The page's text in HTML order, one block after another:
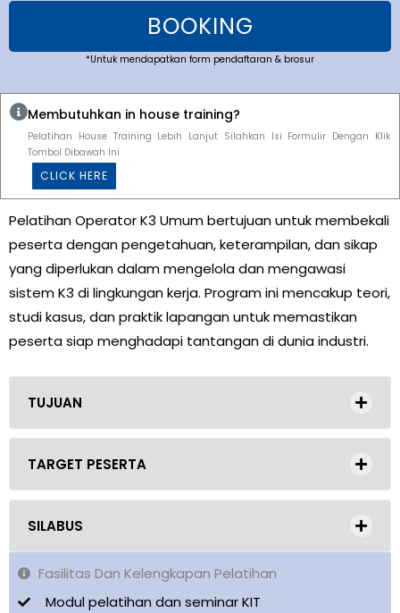
BOOKING
*Untuk mendapatkan form pendaftaran & brosur
Membutuhkan in house training?
Pelatihan House Training Lebih Lanjut Silahkan Isi Formulir Dengan Klik
Tombol Dibawah Ini
CLICK HERE
Pelatihan Operator K3 Umum bertujuan untuk membekali
peserta dengan pengetahuan, keterampilan, dan sikap
yang diperlukan dalam mengelola dan mengawasi
sistem K3 di lingkungan kerja. Program ini mencakup teori,
studi kasus, dan praktik lapangan untuk memastikan
peserta siap menghadapi tantangan di dunia industri.
TUJUAN
TARGET PESERTA
SILABUS
Fasilitas Dan Kelengkapan Pelatihan
Modul pelatihan dan seminar KIT